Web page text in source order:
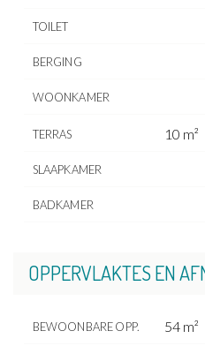
TOILET
BERGING
WOONKAMER
TERRAS 10 m²
SLAAPKAMER
BADKAMER
OPPERVLAKTES EN
BEWOONBARE OPP. 54 m²